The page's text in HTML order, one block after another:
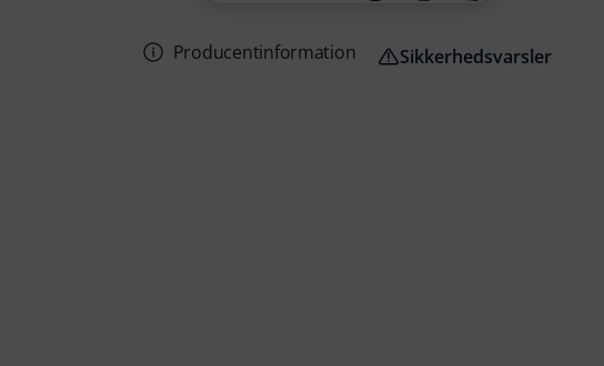
Producentinformation Sikkerhedsvarsler